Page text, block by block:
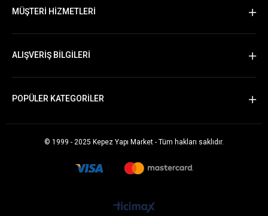
MÜŞTERİ HİZMETLERİ
ALIŞVERİŞ BİLGİLERİ
POPÜLER KATEGORİLER
© 1999 - 2025 Kepez Yapı Market - Tüm hakları saklıdır.